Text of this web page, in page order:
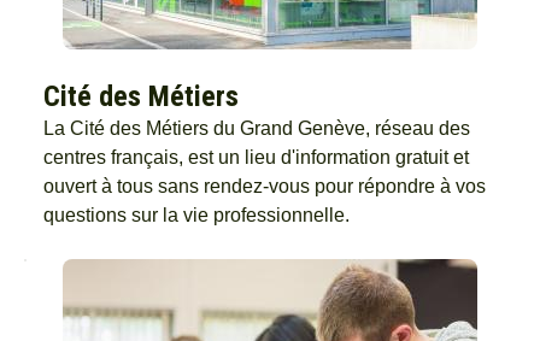
Cité des Métiers
La Cité des Métiers du Grand Genève, réseau des
centres français, est un lieu d'information gratuit et
ouvert à tous sans rendez-vous pour répondre à vos
questions sur la vie professionnelle.